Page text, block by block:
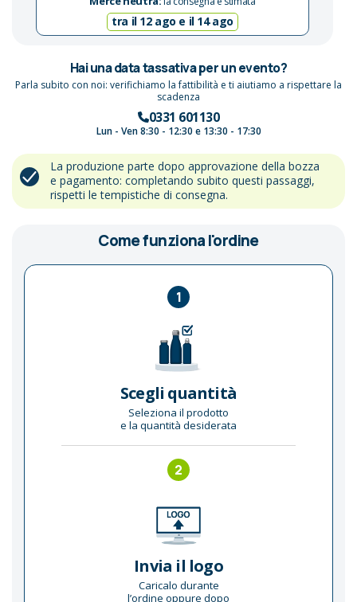
tra il 12 ago e il 14 ago
Hai una data tassativa per un evento?
Parla subito con noi: verifichiamo la fattibilità e ti aiutiamo a rispettare la
scadenza
0331 601130
Lun - Ven 8:30 - 12:30 e 13:30 - 17:30
La produzione parte dopo approvazione della bozza
e pagamento: completando subito questi passaggi,
rispetti le tempistiche di consegna.
Come funziona l'ordine
1
Scegli quantità
Seleziona il prodotto
e la quantità desiderata
2
Invia il logo
Caricalo durante
l’ordine oppure dopo